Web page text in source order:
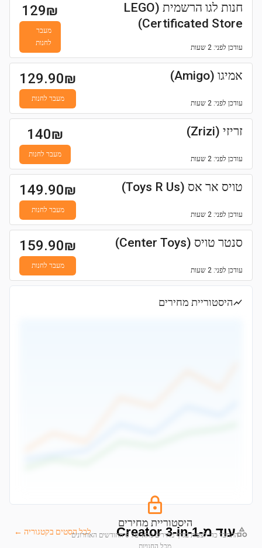
חנות לגו הרשמית (LEGO
Certificated Store)
עודכן לפני: 2 שעות
129₪
מעבר
לחנות
אמיגו (Amigo)
עודכן לפני: 2 שעות
129.90₪
מעבר לחנות
זריזי (Zrizi)
עודכן לפני: 2 שעות
140₪
מעבר לחנות
טויס אר אס (Toys R Us)
עודכן לפני: 2 שעות
149.90₪
מעבר לחנות
סנטר טויס (Center Toys)
עודכן לפני: 2 שעות
159.90₪
מעבר לחנות
היסטוריית מחירים
היסטוריית מחירים
התחבר כדי לצפות בגרף מחירים מלא של 6 החודשים האחרונים
מכל החנויות
עוד מ-Creator 3-in-1 לכל הסטים בקטגוריה ←